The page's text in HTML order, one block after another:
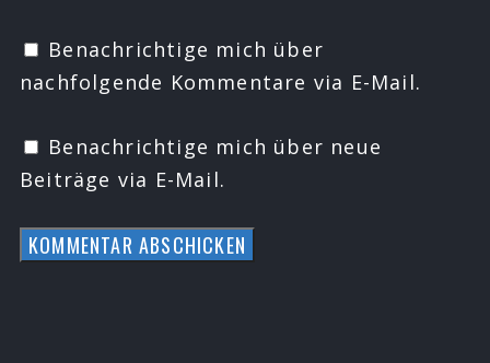
Benachrichtige mich über
nachfolgende Kommentare via E-Mail.
Benachrichtige mich über neue
Beiträge via E-Mail.